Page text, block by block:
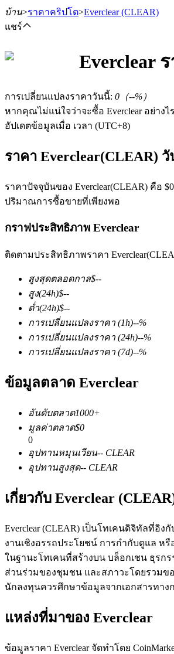
ฟิวเจอร์ส
ฟิวเจอร์สสกุลเงินดิจิทัล
TradFi
อนุพันธ์ของหุ้น ฟอเร็กซ์ โลหะมีค่า
ฟิวเจอร์ส USDC
บ้าน>ราคาคริปโต>Everclear (CLEAR)
แชร์
Everclear
การเปลี่ยนแปลงราคาวันนี้: 0 （--%）
หากคุณไม่แน่ใจว่าจะซื้อ Everclear อย่างไ
อัปเดตข้อมูลเมื่อ เวลา (UTC+8)
ราคา Everclear(CLEAR)
ราคาปัจจุบันของ Everclear(CLEAR) คือ
ปริมาณการซื้อขายที่เพียงพอ
กราฟประสิทธิภาพ Everclear
ติดตามประสิทธิภาพราคา
สูงสุดตลอดกาล$--
สูง(24h)$--
ต่ำ(24h)$--
การเปลี่ยนแปลงราคา (1h)--%
การเปลี่ยนแปลงราคา (24h)--%
การเปลี่ยนแปลงราคา (7d)--%
ข้อมูลตลาด Everclear
อันดับตลาด1000+
มูลค่าตลาด$0
0
อุปทานหมุนเวียน-- CLEAR
อุปทานสูงสุด-- CLEAR
เกี่ยวกับ Everclear
Everclear (CLEAR) เป็นโทเคนดิจิทัลที่
งานเชิงอรรถประโยชน์ การกำกับดูแล ห
ในฐานะโทเคนที่สร้างบน บล็อกเชน ธุร
ส่วนร่วมของชุมชน และสภาวะโดยรวมข
นักลงทุนควรศึกษาข้อมูลจากเอกสารทาง
แหล่งที่มาของ Everclear
ข้อมูลราคา Everclear จัดทำโดย